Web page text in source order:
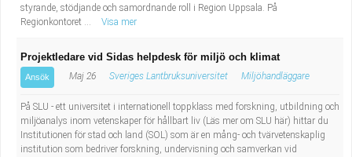
styrande, stödjande och samordnande roll i Region Uppsala. På
Regionkontoret ...
Visa mer
Projektledare vid Sidas helpdesk för miljö och klimat
Ansök Maj 26 Sveriges Lantbruksuniversitet Miljöhandläggare
På SLU - ett universitet i internationell toppklass med forskning, utbildning och
miljöanalys inom vetenskaper för hållbart liv (Läs mer om SLU här) hittar du
Institutionen för stad och land (SOL) som är en mång- och tvärvetenskaplig
institution som bedriver forskning, undervisning och samverkan vid